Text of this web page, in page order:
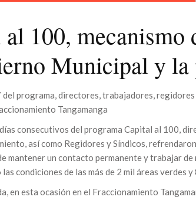
100, mecanismo
Municipal y la
del programa, directores, trabajadores,
Tangamanga
consecutivos del programa Capital al 100,
así como Regidores y Síndicos,
mantener un contacto permanente y trabajar
condiciones de las más de 2 mil áreas verdes
en esta ocasión en el Fraccionamiento